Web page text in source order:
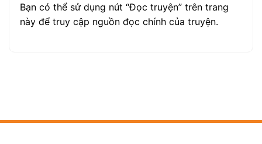
Bạn có thể sử dụng nút “Đọc truyện” trên trang
này để truy cập nguồn đọc chính của truyện.